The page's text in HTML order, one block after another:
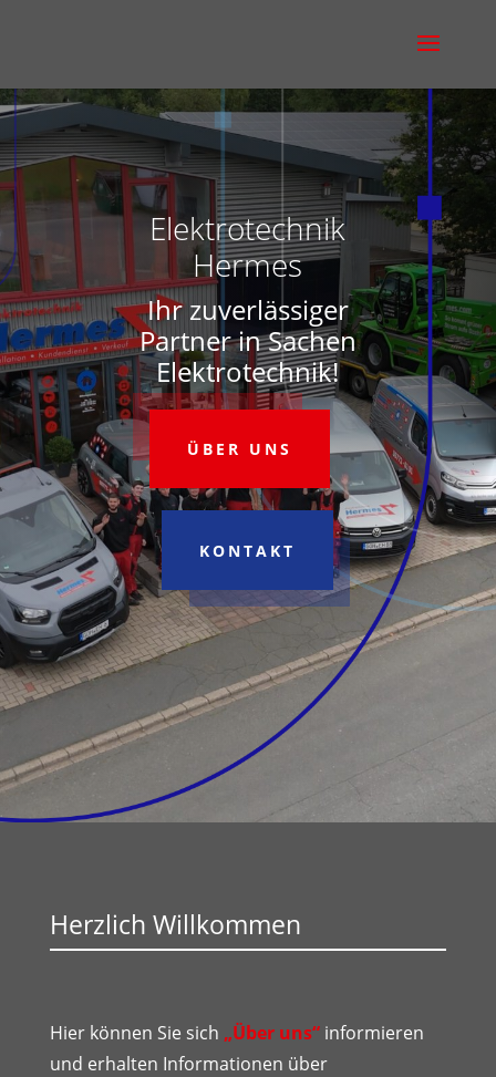
Elektrotechnik
Hermes
Ihr zuverlässiger
Partner in Sachen
Elektrotechnik!
ÜBER UNS
KONTAKT
Herzlich Willkommen
Hier können Sie sich „Über uns“ informieren
und erhalten Informationen über